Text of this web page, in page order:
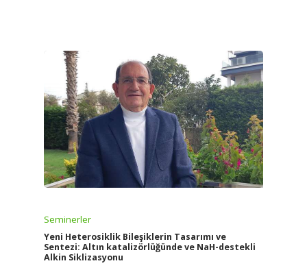
Seminerler
Yeni Heterosiklik Bileşiklerin Tasarımı ve
Sentezi: Altın katalizörlüğünde ve NaH-destekli
Alkin Siklizasyonu